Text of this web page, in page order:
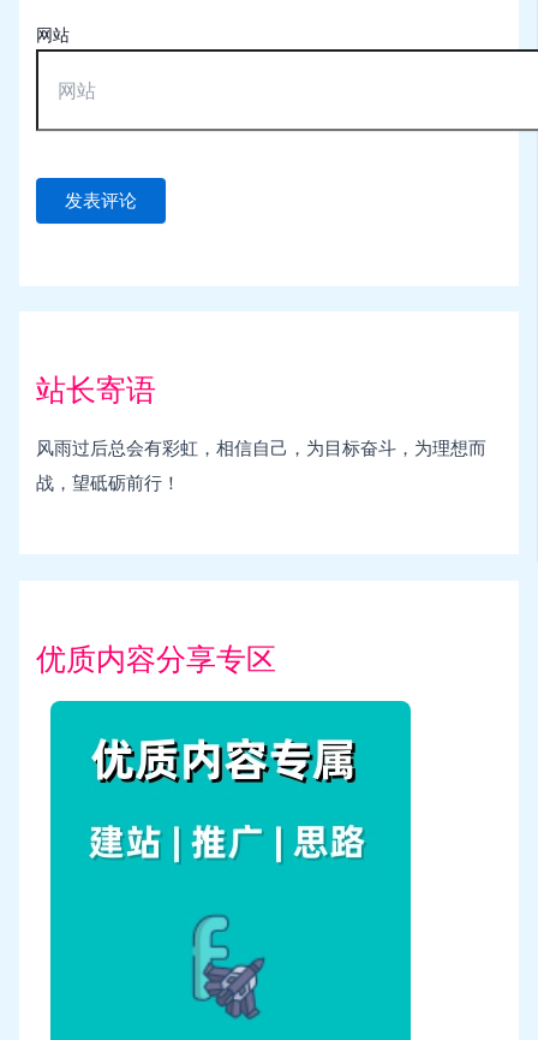
网站
站长寄语
风雨过后总会有彩虹，相信自己，为目标奋斗，为理想而
战，望砥砺前行！
优质内容分享专区